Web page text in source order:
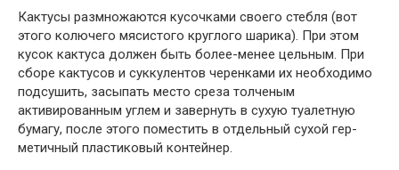
Кактусы размножаются кусочками своего стебля (вот
этого колючего мясистого круглого шарика). При этом
кусок кактуса должен быть более-ме­нее цельным. При
сборе кактусов и суккулентов черенками их необходимо
подсушить, засыпать место среза толченым
активированным углем и завер­нуть в сухую туалетную
бумагу, после этого поместить в отдельный сухой гер­
метичный пластиковый контейнер.